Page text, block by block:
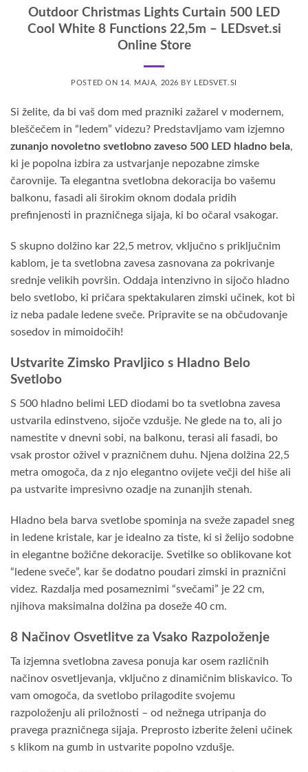
Outdoor Christmas Lights Curtain 500 LED
Cool White 8 Functions 22,5m – LEDsvet.si
Online Store
POSTED ON 14. MAJA, 2026 BY LEDSVET.SI
Si želite, da bi vaš dom med prazniki zažarel v modernem,
bleščečem in “ledem” videzu? Predstavljamo vam izjemno
zunanjo novoletno svetlobno zaveso 500 LED hladno bela,
ki je popolna izbira za ustvarjanje nepozabne zimske
čarovnije. Ta elegantna svetlobna dekoracija bo vašemu
balkonu, fasadi ali širokim oknom dodala pridih
prefinjenosti in prazničnega sijaja, ki bo očaral vsakogar.
S skupno dolžino kar 22,5 metrov, vključno s priključnim
kablom, je ta svetlobna zavesa zasnovana za pokrivanje
srednje velikih površin. Oddaja intenzivno in sijočo hladno
belo svetlobo, ki pričara spektakularen zimski učinek, kot bi
iz neba padale ledene sveče. Pripravite se na občudovanje
sosedov in mimoidočih!
Ustvarite Zimsko Pravljico s Hladno Belo
Svetlobo
S 500 hladno belimi LED diodami bo ta svetlobna zavesa
ustvarila edinstveno, sijoče vzdušje. Ne glede na to, ali jo
namestite v dnevni sobi, na balkonu, terasi ali fasadi, bo
vsak prostor oživel v prazničnem duhu. Njena dolžina 22,5
metra omogoča, da z njo elegantno ovijete večji del hiše ali
pa ustvarite impresivno ozadje na zunanjih stenah.
Hladno bela barva svetlobe spominja na sveže zapadel sneg
in ledene kristale, kar je idealno za tiste, ki si želijo sodobne
in elegantne božične dekoracije. Svetilke so oblikovane kot
“ledene sveče”, kar še dodatno poudari zimski in praznični
videz. Razdalja med posameznimi “svečami” je 22 cm,
njihova maksimalna dolžina pa doseže 40 cm.
8 Načinov Osvetlitve za Vsako Razpoloženje
Ta izjemna svetlobna zavesa ponuja kar osem različnih
načinov osvetljevanja, vključno z dinamičnim bliskavico. To
vam omogoča, da svetlobo prilagodite svojemu
razpoloženju ali priložnosti – od nežnega utripanja do
pravega prazničnega sijaja. Preprosto izberite želeni učinek
s klikom na gumb in ustvarite popolno vzdušje.